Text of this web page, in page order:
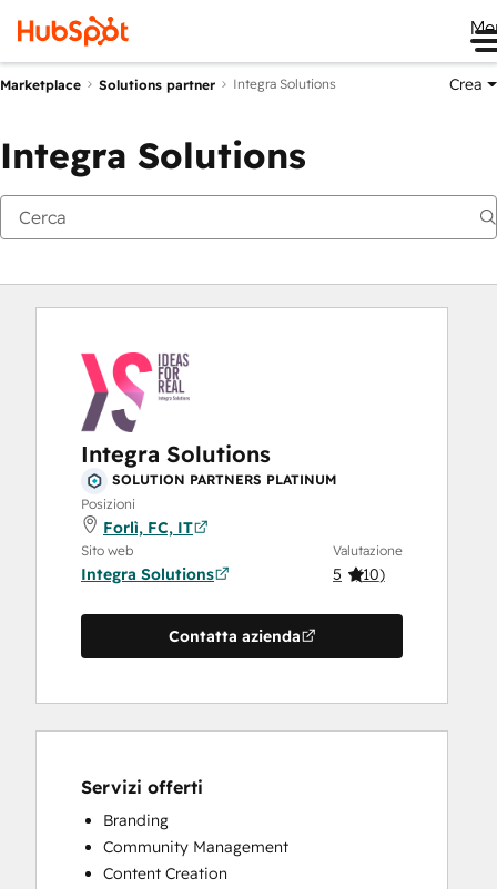
Marketplace Solutions partner Integra Solutions Crea
Integra Solutions
Integra Solutions
SOLUTION PARTNERS PLATINUM
Posizioni
Forlì, FC, IT
Sito web
Integra Solutions
Valutazione
5 (10)
Contatta azienda
Servizi offerti
Branding
Community Management
Content Creation